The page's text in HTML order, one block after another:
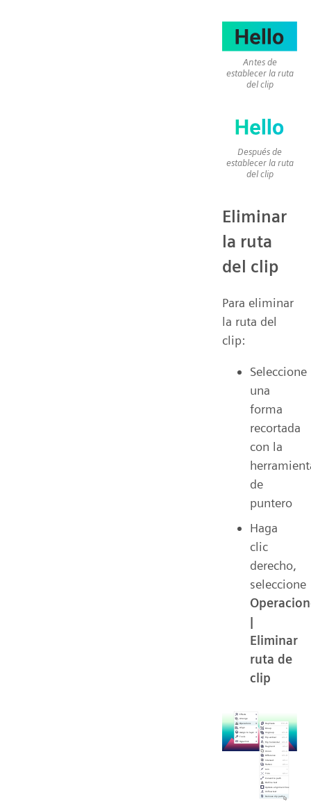
Antes de
establecer la ruta
del clip
Después de
establecer la ruta
del clip
Eliminar
la ruta
del clip
Para eliminar
la ruta del
clip:
Seleccione
una
forma
recortada
con la
de
puntero
Haga
clic
derecho,
seleccione
|
Eliminar
ruta de
clip